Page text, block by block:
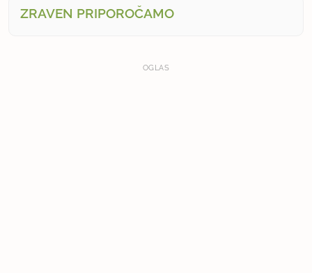
ZRAVEN PRIPOROČAMO
OGLAS